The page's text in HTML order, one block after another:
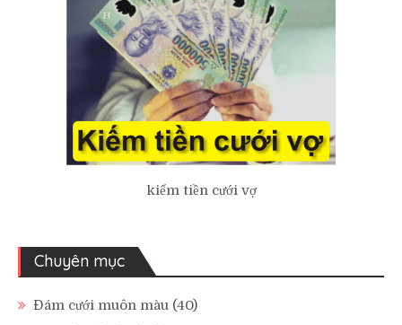
kiếm tiền cưới vợ
Chuyên mục
Đám cưới muôn màu (40)